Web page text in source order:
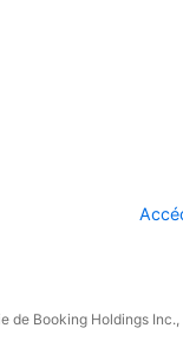
de Booking Holdings